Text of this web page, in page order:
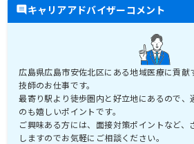
キャリアアドバイザーコメント
広島県広島市安佐北区にある地域医療に貢献
技師のお仕事です。
最寄り駅より徒歩圏内と好立地にあるので、
のも嬉しいポイントです。
ご興味ある方には、面接対策ポイントなど、
しますのでお気軽にご相談ください。